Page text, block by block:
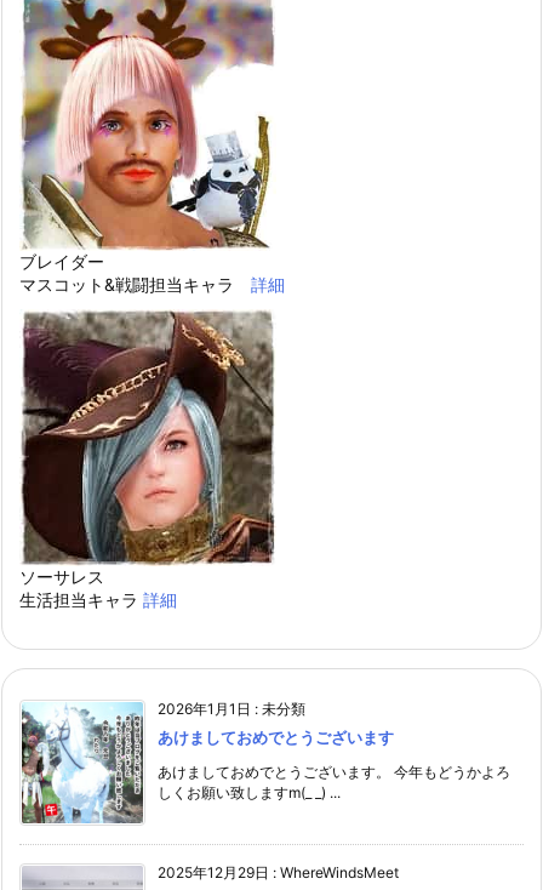
ブレイダー
マスコット&戦闘担当キャラ 詳細
ソーサレス
生活担当キャラ 詳細
2026年1月1日 : 未分類
あけましておめでとうございます
あけましておめでとうございます。 今年もどうかよろ
しくお願い致しますm(_ _) ...
2025年12月29日 : WhereWindsMeet